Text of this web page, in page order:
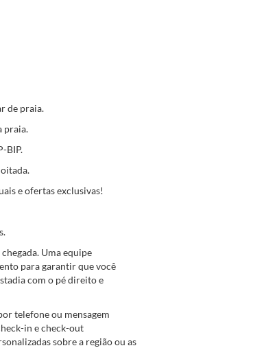
de praia.
praia.
BIP.
e ofertas exclusivas!
Uma equipe
para garantir que você
com o pé direito e
telefone ou mensagem
in e check-out
sobre a região ou as